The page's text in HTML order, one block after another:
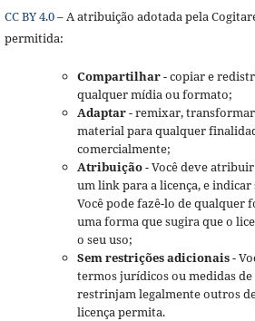
CC BY 4.0– A atribuição adotada pela
permitida:
Compartilhar- copiar e
qualquer mídia ou formato;
Adaptar- remixar,
material para qualquer
comercialmente;
Atribuição- Você deve
um link para a licença, e
Você pode fazê-lo de qualquer
uma forma que sugira que o
o seu uso;
Sem restrições adicionais-
termos jurídicos ou medidas
restrinjam legalmente outros
licença permita.